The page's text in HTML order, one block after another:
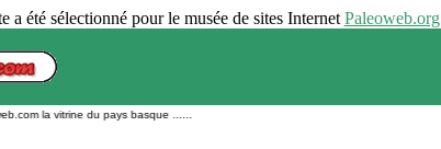
a été sélectionné pour le musée de sites Internet Paleoweb.org
la vitrine du pays basque ......